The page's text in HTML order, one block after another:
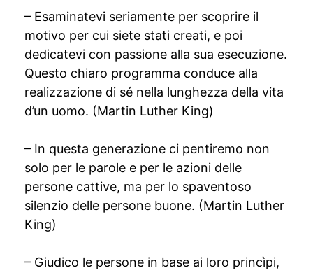
– Esaminatevi seriamente per scoprire il
motivo per cui siete stati creati, e poi
dedicatevi con passione alla sua esecuzione.
Questo chiaro programma conduce alla
realizzazione di sé nella lunghezza della vita
d’un uomo. (Martin Luther King)
– In questa generazione ci pentiremo non
solo per le parole e per le azioni delle
persone cattive, ma per lo spaventoso
silenzio delle persone buone. (Martin Luther
King)
– Giudico le persone in base ai loro princìpi,